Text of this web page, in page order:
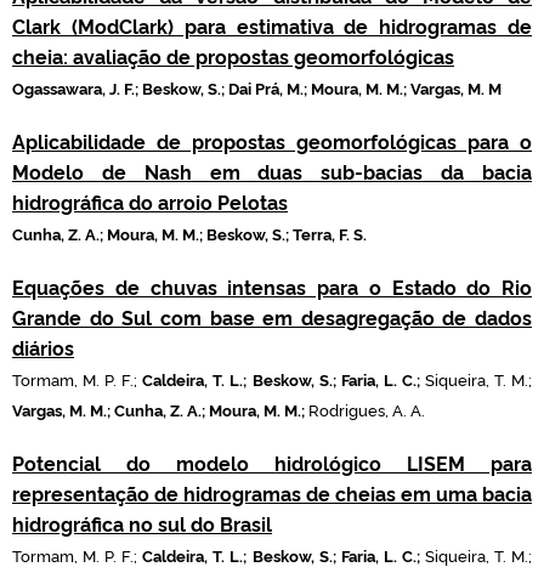
Clark (ModClark) para estimativa de hidrogramas de
cheia: avaliação de propostas geomorfológicas
Ogassawara, J. F.; Beskow, S.; Dai Prá, M.; Moura, M. M.; Vargas, M. M
Aplicabilidade de propostas geomorfológicas para o
Modelo de Nash em duas sub-bacias da bacia
hidrográfica do arroio Pelotas
Cunha, Z. A.; Moura, M. M.; Beskow, S.; Terra, F. S.
Equações de chuvas intensas para o Estado do Rio
Grande do Sul com base em desagregação de dados
diários
Tormam, M. P. F.;Caldeira, T. L.; Beskow, S.; Faria, L. C.; Siqueira, T. M.;
Vargas, M. M.; Cunha, Z. A.; Moura, M. M.; Rodrigues, A. A.
Potencial do modelo hidrológico LISEM para
representação de hidrogramas de cheias em uma bacia
hidrográfica no sul do Brasil
Tormam, M. P. F.;Caldeira, T. L.; Beskow, S.; Faria, L. C.; Siqueira, T. M.;